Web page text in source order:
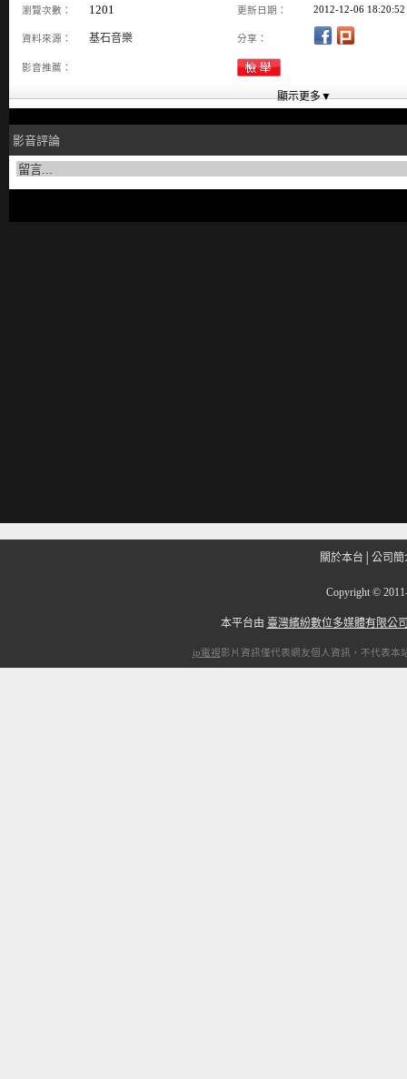
瀏覽次數： 1201 更新日期： 2012-12-06 18:20:52
資料來源： 基石音樂 分享：
影音推薦：
影音評論
關於本台 公司簡
Copyright ©
本平台由 臺灣繽紛數位多媒體有限公
ip電視影片資訊僅代表網友個人資訊，不代表本